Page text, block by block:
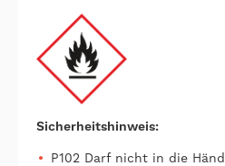
Sicherheitshinweis:
P102 Darf nicht in die